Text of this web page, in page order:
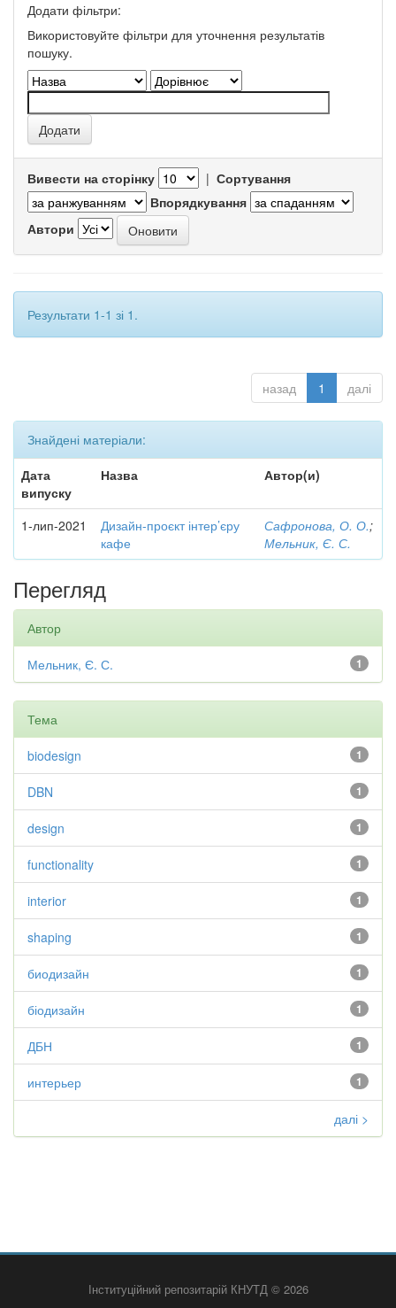
Додати фільтри:
Використовуйте фільтри для уточнення результатів
пошуку.
Вивести на сторінку | Сортування
Впорядкування
Автори
Результати 1-1 зі 1.
назад 1 далі
Знайдені матеріали:
Дата
випуску
Назва Автор(и)
1-лип-2021
Дизайн-проєкт інтер’єру
кафе
Сафронова, О. О.;
Мельник, Є. С.
Перегляд
Автор
1
Мельник, Є. С.
Тема
1
biodesign
1
DBN
1
design
1
functionality
1
interior
1
shaping
1
биодизайн
1
біодизайн
1
ДБН
1
интерьер
далі >
Інституційний репозитарій КНУТД © 2026